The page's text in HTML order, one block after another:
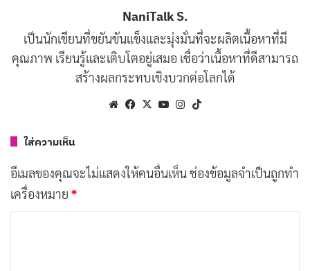
ร็อคสตาร์แห่งโลกการประกอบอาหาร ขณะที่คนไทยน่าจะ
คุ้นเคยกับเขาผ่านรายการทีวีที่เขาเป็นพิธีกร รวมทั้งครั้ง
หนึ่งตัวเขาเคยนั่งชิมอาหารร่วมกับ บารัก โอบามา อดีต
ประธานาธิบดีสหรัฐอเมริกา
NaniTalk S.
เป็นนักเขียนที่ขยันขันแข็งและมุ่งมั่นที่จะผลิตเนื้อหาที่มี
คุณภาพ เรียนรู้และเติบโตอยู่เสมอ เชื่อว่าเนื้อหาที่ดีสามารถ
สร้างผลกระทบเชิงบวกต่อโลกได้
WebsiteFacebook
X YouTubeInstagram
ใส่ความเห็น
อีเมลของคุณจะไม่แสดงให้คนอื่นเห็น ช่องข้อมูลจำเป็นถูกทำ
เครื่องหมาย *